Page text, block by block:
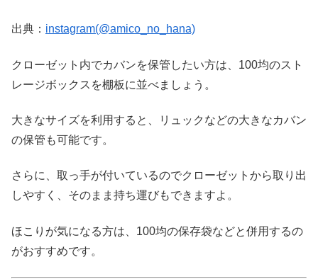
出典： instagram(@amico_no_hana)
クローゼット内でカバンを保管したい方は、100均のスト
レージボックスを棚板に並べましょう。
大きなサイズを利用すると、リュックなどの大きなカバン
の保管も可能です。
さらに、取っ手が付いているのでクローゼットから取り出
しやすく、そのまま持ち運びもできますよ。
ほこりが気になる方は、100均の保存袋などと併用するの
がおすすめです。